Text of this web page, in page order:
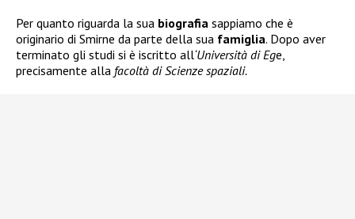
Per quanto riguarda la sua biografia sappiamo che è
originario di Smirne da parte della sua famiglia. Dopo aver
terminato gli studi si è iscritto all‘Università di Ege,
precisamente alla facoltà di Scienze spaziali.